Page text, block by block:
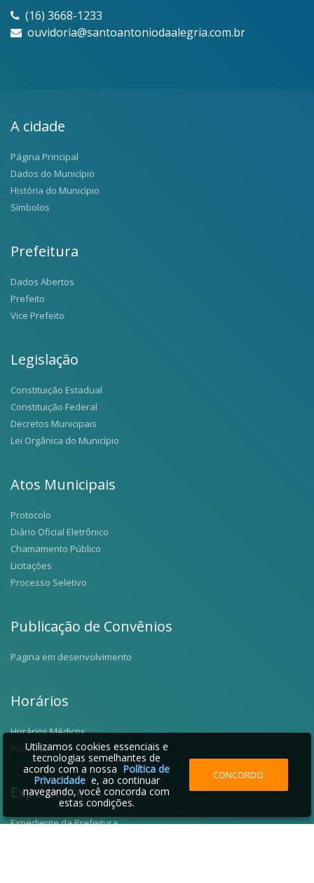
(16) 3668-1233
ouvidoria@santoantoniodaalegria.com.br
A cidade
Página Principal
Dados do Município
História do Município
Símbolos
Prefeitura
Dados Abertos
Prefeito
Vice Prefeito
Legislação
Constituição Estadual
Constituição Federal
Decretos Municipais
Lei Orgânica do Município
Atos Municipais
Protocolo
Diário Oficial Eletrônico
Chamamento Público
Licitações
Processo Seletivo
Publicação de Convênios
Pagina em desenvolvimento
Horários
Horários Médicos
Plantões
Expediente
Expediente da Prefeitura
Utilizamos cookies essenciais e
tecnologias semelhantes de
acordo com a nossa Política de
Privacidadee, ao continuar
navegando, você concorda com
estas condições.
CONCORDO